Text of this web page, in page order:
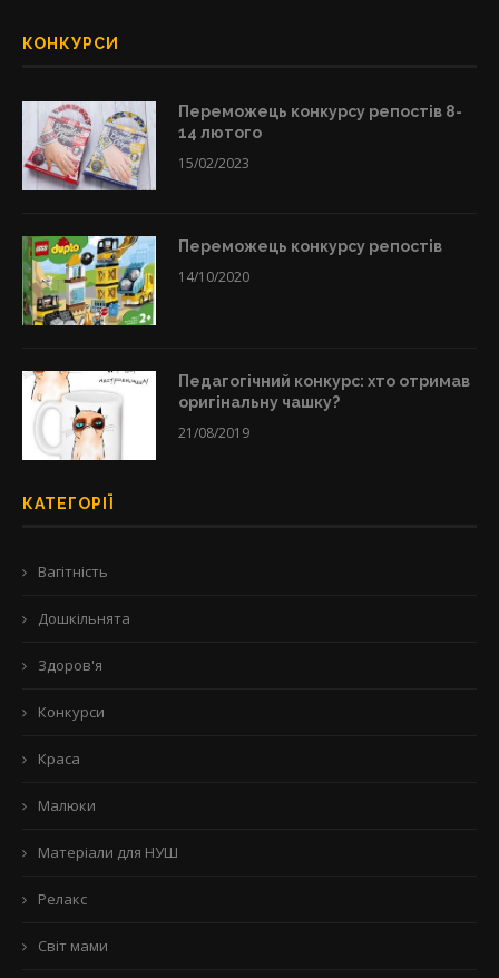
КОНКУРСИ
Переможець конкурсу репостів 8-
14 лютого
15/02/2023
Переможець конкурсу репостів
14/10/2020
Педагогічний конкурс: хто отримав
оригінальну чашку?
21/08/2019
КАТЕГОРІЇ
Вагітність
Дошкільнята
Здоров'я
Конкурси
Краса
Малюки
Матеріали для НУШ
Релакс
Світ мами